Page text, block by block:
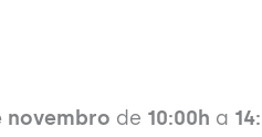
novembro de 10:00h a